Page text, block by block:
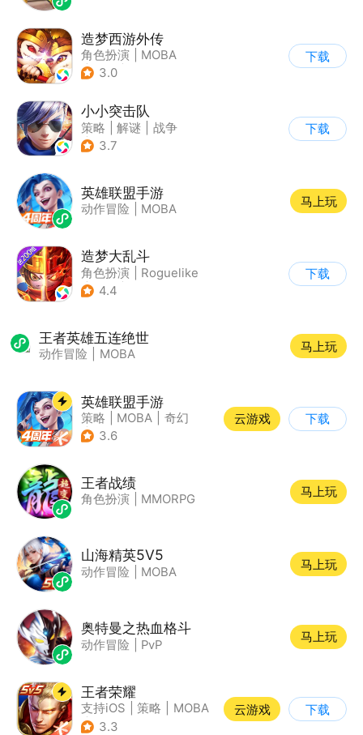
造梦西游外传
角色扮演
MOBA
| 西游
3.0
下载
小小突击队
策略 解谜
战争
| 5v5
3.7
下载
英雄联盟手游
动作冒险 MOBA
马上玩
造梦大乱斗
角色扮演
Roguelike
| 西游
4.4
下载
王者英雄五连绝世
动作冒险 MOBA
马上玩
英雄联盟手游
策略 MOBA
奇幻
| 英雄联盟
3.6
云游戏 下载
王者战绩
角色扮演 MMORPG
马上玩
山海精英5V5
动作冒险 MOBA
马上玩
奥特曼之热血格斗
动作冒险 PvP
马上玩
王者荣耀
支持iOS 策略
MOBA
| 奇幻
3.3
云游戏 下载